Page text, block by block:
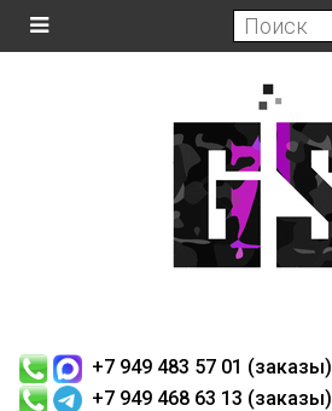
+7 949 483 57 01 (заказы)
+7 949 468 63 13 (заказы)